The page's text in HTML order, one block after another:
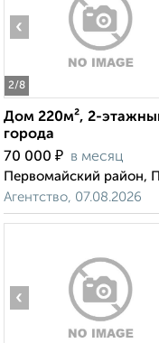
2/8
‹
Дом 220м², 2-
города
70 000 ₽ в месяц
Первомайский район,
Агентство, 07.08.2026
‹